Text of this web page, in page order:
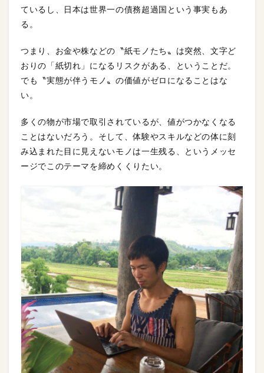
ているし、日本は世界一の債務超過国という事実もあ
る。
つまり、お金や株などの〝紙モノたち〟は突然、文字ど
おりの「紙切れ」になるリスクがある、ということだ。
でも〝実態が伴うモノ〟の価値がゼロになることはな
い。
多くの物が市場で取引されているが、値がつかなくなる
ことはないだろう。そして、体験やスキルなどの体に刻
み込まれた目に見えないモノは一生残る、というメッセ
ージでこのテーマを締めくくりたい。